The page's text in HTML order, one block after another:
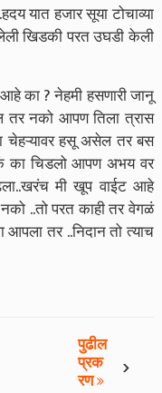
यात हजार सूया टोचाव्या
खिडकी परत उघडी केली
का ? नेहमी हसणारी जानू
तर नको आपण तिला त्रास
चेहऱ्यावर हसू असेल तर बस
का चिडलो आपण अभय वर
मी खूप वाईट आहे
..तो परत काही तर वेगळं
तर ..निदान तो त्याच
›
पुढील
प्रक
रण